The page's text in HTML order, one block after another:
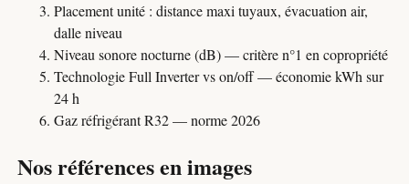
Placement unité : distance maxi tuyaux, évacuation air,
dalle niveau
Niveau sonore nocturne (dB) — critère n°1 en copropriété
Technologie Full Inverter vs on/off — économie kWh sur
24 h
Gaz réfrigérant R32 — norme 2026
Nos références en images